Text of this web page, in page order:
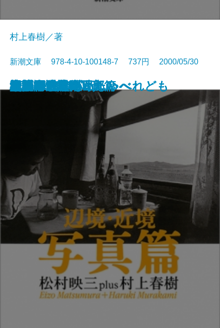
檀
風の男 白洲次郎
婦系図
自閉症だったわたしへ
青春ピカソ
ナイフ
ターン
すいかの匂い
夜明け前に会いたい
辺境・近境
村上春樹／著
新潮文庫 978-4-10-100148-7 737円 2000/05/30
辺境・近境 写真篇
堕落論
しゃべれども しゃべれども
史記の風景
ハンニバル〔上〕
ハンニバル〔下〕
欲望
礼儀作法入門
江戸の暗黒街
中原中也詩集